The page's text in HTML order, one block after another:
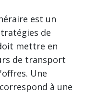
est un
de
mettre en
de transport
Une
à une